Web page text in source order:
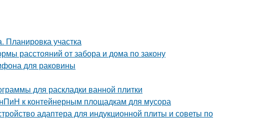
Планировка участка
расстояний от забора и дома по закону
для раковины
для раскладки ванной плитки
к контейнерным площадкам для мусора
адаптера для индукционной плиты и советы по